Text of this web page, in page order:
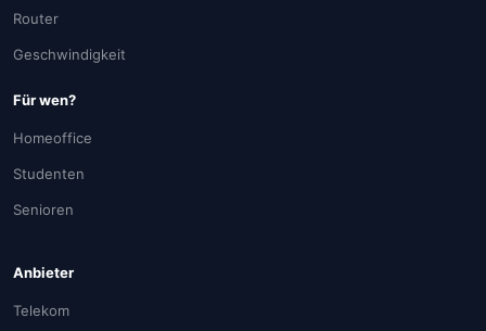
Router
Geschwindigkeit
Für wen?
Homeoffice
Studenten
Senioren
Anbieter
Telekom